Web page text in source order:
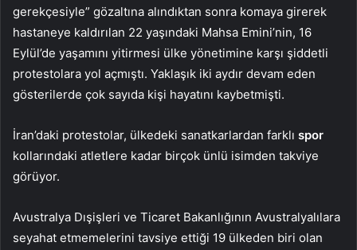
gerekçesiyle” gözaltına alındıktan sonra komaya girerek
hastaneye kaldırılan 22 yaşındaki Mahsa Emini’nin, 16
Eylül’de yaşamını yitirmesi ülke yönetimine karşı şiddetli
protestolara yol açmıştı. Yaklaşık iki aydır devam eden
gösterilerde çok sayıda kişi hayatını kaybetmişti.
İran’daki protestolar, ülkedeki sanatkarlardan farklı spor
kollarındaki atletlere kadar birçok ünlü isimden takviye
görüyor.
Avustralya Dışişleri ve Ticaret Bakanlığının Avustralyalılara
seyahat etmemelerini tavsiye ettiği 19 ülkeden biri olan